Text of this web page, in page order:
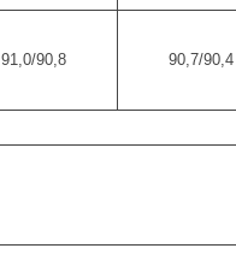
91,0/90,8 90,7/90,4